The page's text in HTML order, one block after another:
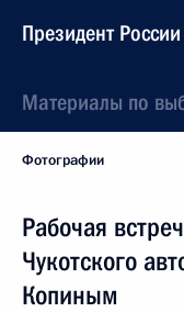
Президент России
Материалы по
Фотографии
Рабочая
Чукотского
Копиным